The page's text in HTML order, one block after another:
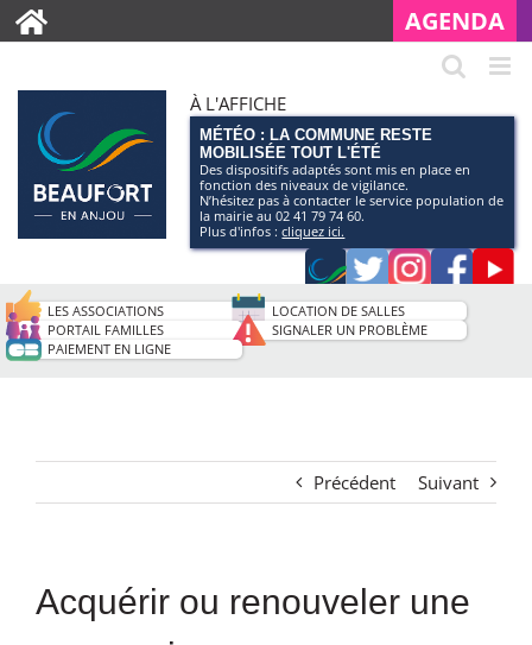
AGENDA
À L'AFFICHE
MÉTÉO : LA COMMUNE RESTE
MOBILISÉE TOUT L'ÉTÉ
Des dispositifs adaptés sont mis en place en
fonction des niveaux de vigilance.
N’hésitez pas à contacter le service population de
la mairie au 02 41 79 74 60.
Plus d'infos :cliquez ici.
Application
smartphone
de
TwitterInstagram
LES ASSOCIATIONS
LOCATION DE SALLES
PORTAIL FAMILLES
SIGNALER UN PROBLÈME
PAIEMENT EN LIGNE
Précédent Suivant
Acquérir ou renouveler une